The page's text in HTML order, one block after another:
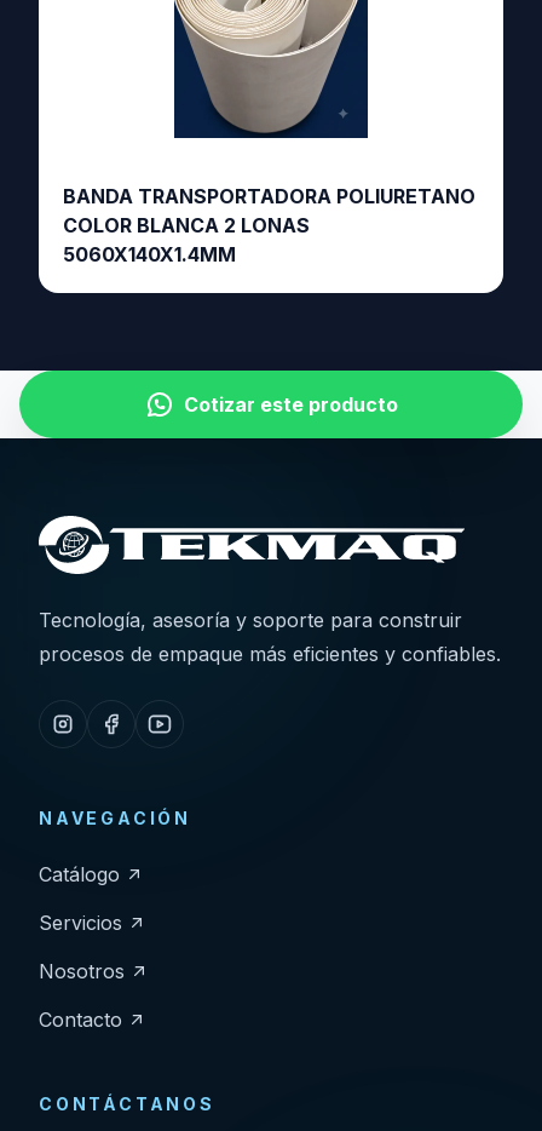
BANDA TRANSPORTADORA POLIURETANO
COLOR BLANCA 2 LONAS
5060X140X1.4MM
Cotizar este producto
Tecnología, asesoría y soporte para construir
procesos de empaque más eficientes y confiables.
NAVEGACIÓN
Catálogo
Servicios
Nosotros
Contacto
CONTÁCTANOS